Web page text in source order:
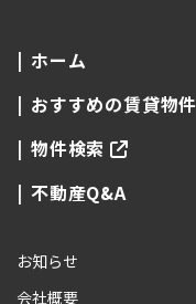
ホーム
おすすめの賃貸物件
物件検索
不動産Q&A
お知らせ
会社概要